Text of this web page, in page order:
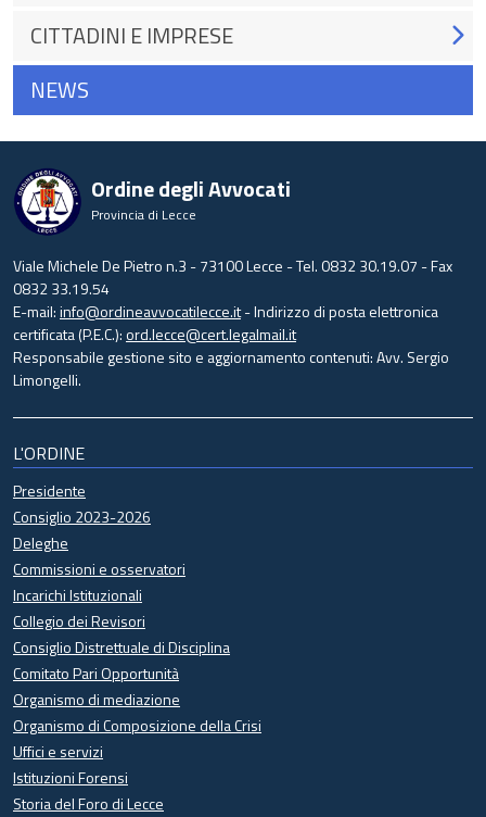
CITTADINI E IMPRESE
NEWS
Ordine degli Avvocati
Provincia di Lecce
Viale Michele De Pietro n.3 - 73100 Lecce - Tel. 0832 30.19.07 - Fax
0832 33.19.54
E-mail:info@ordineavvocatilecce.it- Indirizzo di posta elettronica
certificata (P.E.C.):ord.lecce@cert.legalmail.it
Responsabile gestione sito e aggiornamento contenuti: Avv. Sergio
Limongelli.
L'ORDINE
Presidente
Consiglio 2023-2026
Deleghe
Commissioni e osservatori
Incarichi Istituzionali
Collegio dei Revisori
Consiglio Distrettuale di Disciplina
Comitato Pari Opportunità
Organismo di mediazione
Organismo di Composizione della Crisi
Uffici e servizi
Istituzioni Forensi
Storia del Foro di Lecce